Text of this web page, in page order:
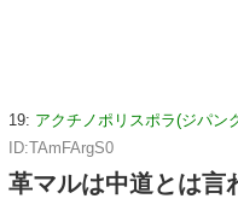
19: アクチノポリスポラ(ジパン
ID:TAmFArgS0
革マルは中道とは言